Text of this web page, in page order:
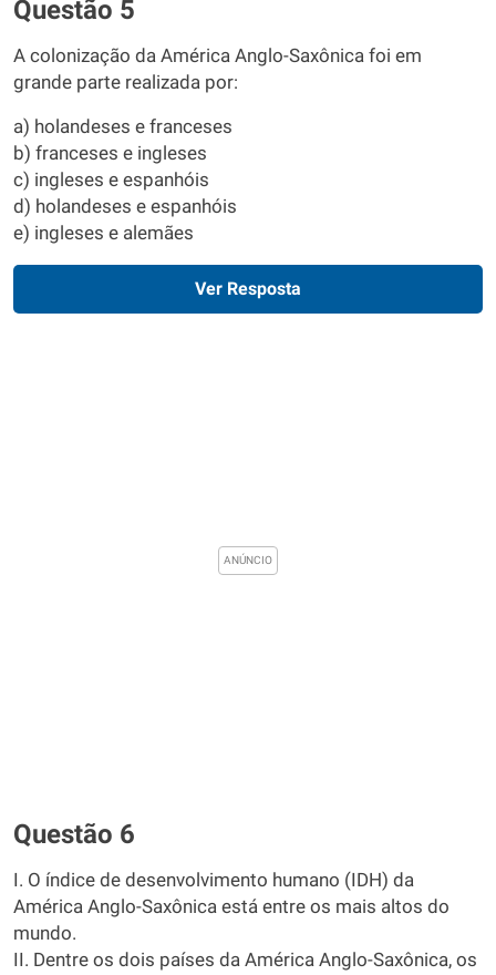
Questão 5
A colonização da América Anglo-Saxônica foi em
grande parte realizada por:
a) holandeses e franceses
b) franceses e ingleses
c) ingleses e espanhóis
d) holandeses e espanhóis
e) ingleses e alemães
Ver Resposta
Questão 6
I. O índice de desenvolvimento humano (IDH) da
América Anglo-Saxônica está entre os mais altos do
mundo.
II. Dentre os dois países da América Anglo-Saxônica, os